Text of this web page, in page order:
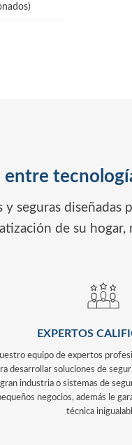
entre
seguras diseñadas
de su
EXPERTOS
equipo de expertos
desarrollar soluciones de
gran industria o sistemas de
negocios, además le
técnica